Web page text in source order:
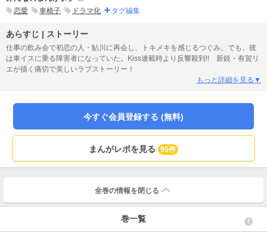
恋愛 車椅子 ドラマ化 タグ編集
あらすじ | ストーリー
仕事の飲み会で初恋の人・鮎川に再会し、トキメキを感じるつぐみ。でも、彼
は車イスに乗る障害者になっていた。Kiss連載時より反響殺到!! 新鋭・有賀リ
エが描く痛切で美しいラブストーリー！
もっと詳細を見る▼
今すぐ会員登録する (無料)
まんがレポを見る 95件
全巻の情報を 閉じる
巻一覧